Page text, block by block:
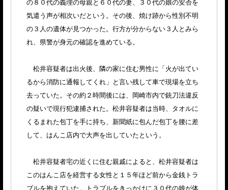
の８０代の義理の母親と６０代の妻、３０代の娘の安否を
気遣う声が相次いだという。その後、焼け跡から性別不明
の３人の遺体が見つかった。行方が分からない３人とみら
れ、県警が身元の確認を進めている。
松井容疑者は出火後、隣の家に住む男性に「火が出てい
るから消防に通報してくれ」と言い残して車で現場を立ち
去っていた。その約２時間後には、岡崎市内で銃刀法違反
の疑いで現行犯逮捕された。松井容疑者は当時、タオルに
くるまれた包丁を手に持ち、新聞紙に包んだ包丁を腰に差
して、はんこ店内で大声を出していたという。
松井容疑者宅の近くに住む親戚によると、松井容疑者は
このはんこ店を経営する女性と１５年ほど前から金銭トラ
ブルを抱えていた。トラブルをきっかけに３０代の娘が体